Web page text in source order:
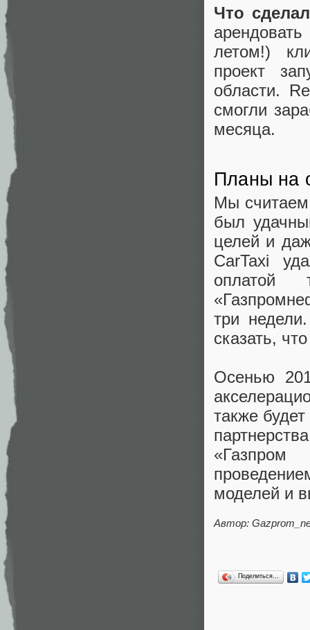
Что
летом!)
проект
области.
смогли
месяца.
Планы на
Мы
был
целей и
CarTaxi
оплатой
три
сказать,
Осенью
также
«Газпром
моделей и
Автор:
Поделиться…